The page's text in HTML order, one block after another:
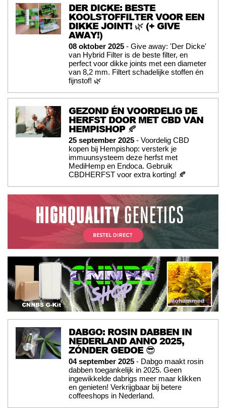
DER DICKE: BESTE
KOOLSTOFFILTER VOOR EEN
DIKKE JOINT! 🌿 (+ GIVE
AWAY!)
08 oktober 2025 - Give away: 'Der Dicke'
van Hybrid Filter is de beste filter, en
perfect voor dikke joints met een diameter
van 8,2 mm. Filtert schadelijke stoffen én
fijnstof! 🌿
GEZOND ÉN VOORDELIG DE
HERFST DOOR MET CBD VAN
HEMPISHOP 🍂
25 september 2025 - Voordelig CBD
kopen bij Hempishop: versterk je
immuunsysteem deze herfst met
MediHemp en Endoca. Gebruik
CBDHERFST voor extra korting! 🍂
DABGO: ROSIN DABBEN IN
NEDERLAND ANNO 2025,
ZÓNDER GEDOE 😎
04 september 2025 - Dabgo maakt rosin
dabben toegankelijk in 2025. Geen
ingewikkelde dabrigs meer maar klikken
en genieten! Verkrijgbaar bij betere
coffeeshops in Nederland.